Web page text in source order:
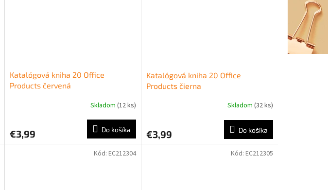
Katalógová kniha 20 Office
Products červená
Skladom (12 ks)
€3,99 Do košíka
Katalógová kniha 20 Office
Products čierna
Skladom (32 ks)
€3,99 Do košíka
Kód: EC212304 Kód: EC212305